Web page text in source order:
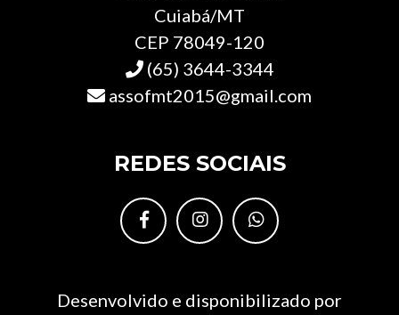
Cuiabá/MT
CEP 78049-120
(65) 3644-3344
assofmt2015@gmail.com
REDES SOCIAIS
Desenvolvido e disponibilizado por